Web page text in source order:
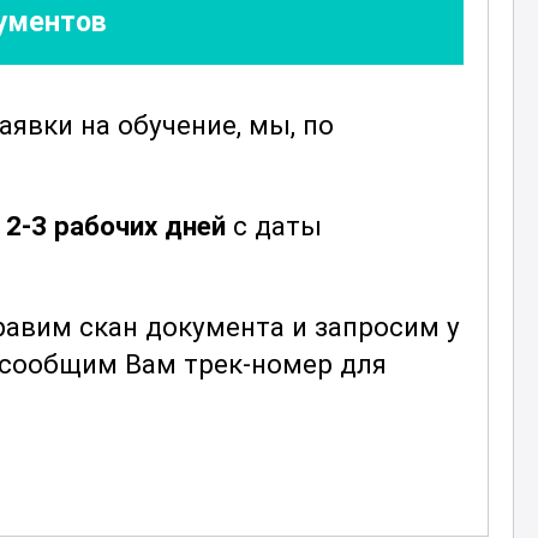
на обучение, мы, по
2-3 рабочих дней с даты
скан документа и запросим у
Вам трек-номер для